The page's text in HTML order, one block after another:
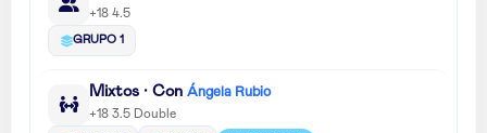
+18 4.5
GRUPO 1
Mixtos · Con Ángela Rubio
+18 3.5 Double